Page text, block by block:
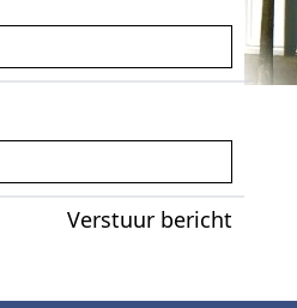
Verstuur bericht